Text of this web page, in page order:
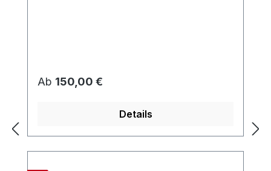
Regulärer Preis:
Ab 150,00 €
Details